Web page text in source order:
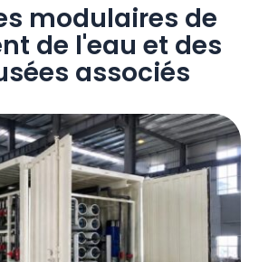
modulaires de
de l'eau et des
associés